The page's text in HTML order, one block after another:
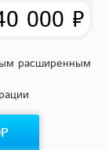
000 ₽
расширенным